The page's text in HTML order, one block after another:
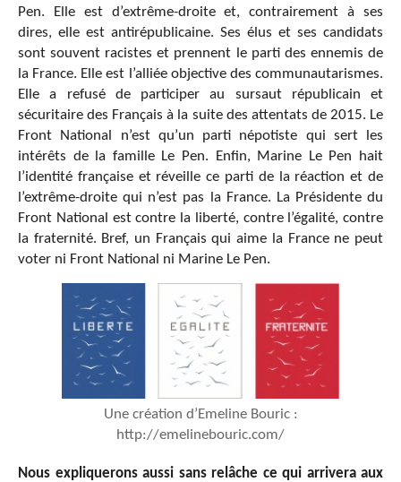
Pen. Elle est d’extrême-droite et, contrairement à ses
dires, elle est antirépublicaine. Ses élus et ses candidats
sont souvent racistes et prennent le parti des ennemis de
la France. Elle est l’alliée objective des communautarismes.
Elle a refusé de participer au sursaut républicain et
sécuritaire des Français à la suite des attentats de 2015. Le
Front National n’est qu’un parti népotiste qui sert les
intérêts de la famille Le Pen. Enfin, Marine Le Pen hait
l’identité française et réveille ce parti de la réaction et de
l’extrême-droite qui n’est pas la France. La Présidente du
Front National est contre la liberté, contre l’égalité, contre
la fraternité. Bref, un Français qui aime la France ne peut
voter ni Front National ni Marine Le Pen.
Une création d’Emeline Bouric :
http://emelinebouric.com/
Nous expliquerons aussi sans relâche ce qui arrivera aux